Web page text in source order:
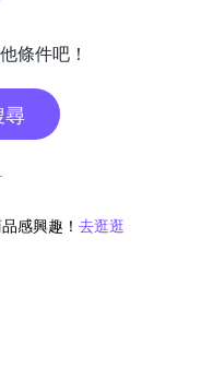
條件吧！
尋
感興趣！ 去逛逛